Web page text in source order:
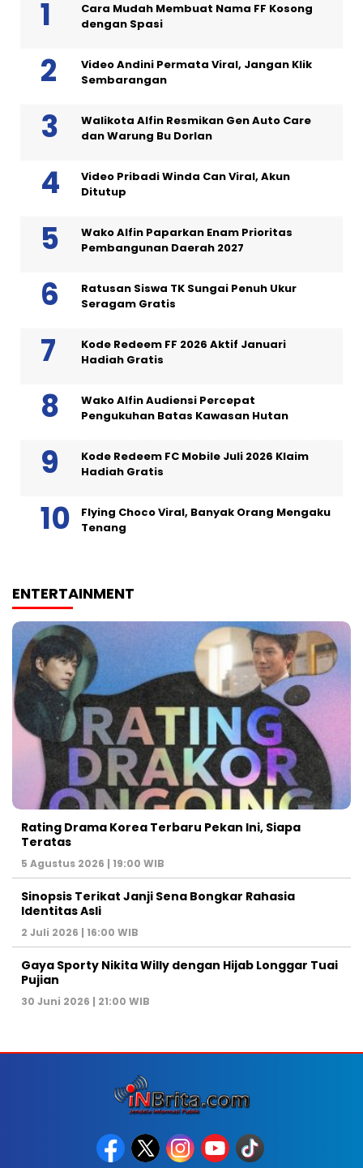
Cara Mudah Membuat Nama FF Kosong
dengan Spasi
Video Andini Permata Viral, Jangan Klik
Sembarangan
Walikota Alfin Resmikan Gen Auto Care
dan Warung Bu Dorlan
Video Pribadi Winda Can Viral, Akun
Ditutup
Wako Alfin Paparkan Enam Prioritas
Pembangunan Daerah 2027
Ratusan Siswa TK Sungai Penuh Ukur
Seragam Gratis
Kode Redeem FF 2026 Aktif Januari
Hadiah Gratis
Wako Alfin Audiensi Percepat
Pengukuhan Batas Kawasan Hutan
Kode Redeem FC Mobile Juli 2026 Klaim
Hadiah Gratis
Flying Choco Viral, Banyak Orang Mengaku
Tenang
ENTERTAINMENT
Rating Drama Korea Terbaru Pekan Ini, Siapa
Teratas
5 Agustus 2026 | 19:00 WIB
Sinopsis Terikat Janji Sena Bongkar Rahasia
Identitas Asli
2 Juli 2026 | 16:00 WIB
Gaya Sporty Nikita Willy dengan Hijab Longgar Tuai
Pujian
30 Juni 2026 | 21:00 WIB